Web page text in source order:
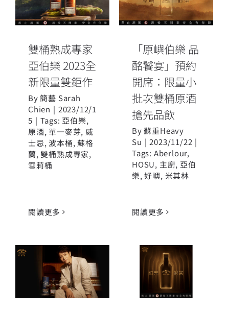
亞伯樂 2023全
新限量雙鉅作
雙桶熟成專家
亞伯樂 2023全
新限量雙鉅作
By簡藝 Sarah
Chien | 2023/12/1
5 | Tags: 亞伯樂,
原酒,單一麥芽, 威
士忌,波本桶,蘇格
蘭,雙桶熟成專家,
雪莉桶
閱讀更多
開席：限量小
批次雙桶原酒
搶先品飲
「原嶼伯樂 品
酩饕宴」預約
開席：限量小
批次雙桶原酒
搶先品飲
By蘇重Heavy
Su | 2023/11/22 |
Tags: Aberlour,
HOSU, 主廚, 亞伯
樂,好嶼, 米其林
閱讀更多
征服威士忌權
威的金獎常勝
軍 亞伯樂 聯手
金曲才子韋禮
亞伯樂100%雙
桶雙牛排訂製
法式「伯樂繁